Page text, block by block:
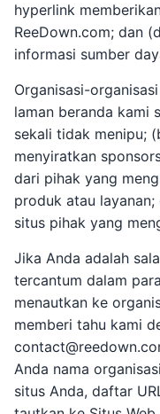
hyperlink
ReeDown.com; dan
informasi sumber
Organisasi-
laman beranda kami
sekali tidak menipu;
menyiratkan
dari pihak yang
produk atau
situs pihak yang
Jika Anda adalah
tercantum dalam
menautkan ke
memberi tahu kami
Anda nama
situs Anda, daftar